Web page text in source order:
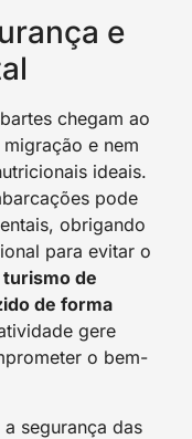
e
chegam ao
e nem
ideais.
pode
obrigando
para evitar o
turismo de
de forma
gere
o bem-
segurança das